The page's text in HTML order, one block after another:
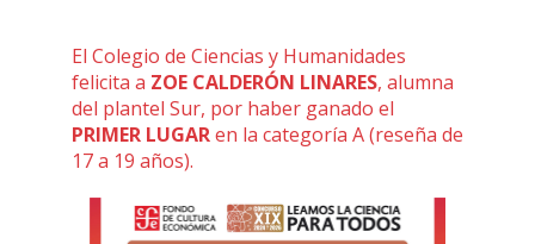
El Colegio de Ciencias y Humanidades
felicita a ZOE CALDERÓN LINARES, alumna
del plantel Sur, por haber ganado el
PRIMER LUGARen la categoría A (reseña de
17 a 19 años).